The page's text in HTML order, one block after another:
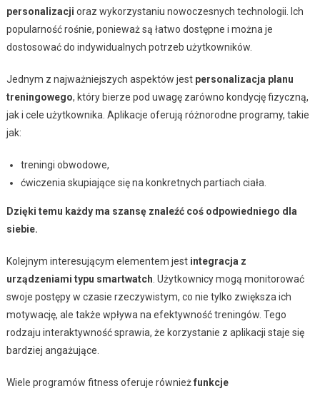
personalizacji oraz wykorzystaniu nowoczesnych technologii. Ich
popularność rośnie, ponieważ są łatwo dostępne i można je
dostosować do indywidualnych potrzeb użytkowników.
Jednym z najważniejszych aspektów jest personalizacja planu
treningowego, który bierze pod uwagę zarówno kondycję fizyczną,
jak i cele użytkownika. Aplikacje oferują różnorodne programy, takie
jak:
treningi obwodowe,
ćwiczenia skupiające się na konkretnych partiach ciała.
Dzięki temu każdy ma szansę znaleźć coś odpowiedniego dla
siebie.
Kolejnym interesującym elementem jest integracja z
urządzeniami typu smartwatch . Użytkownicy mogą monitorować
swoje postępy w czasie rzeczywistym, co nie tylko zwiększa ich
motywację, ale także wpływa na efektywność treningów. Tego
rodzaju interaktywność sprawia, że korzystanie z aplikacji staje się
bardziej angażujące.
Wiele programów fitness oferuje równieżfunkcje